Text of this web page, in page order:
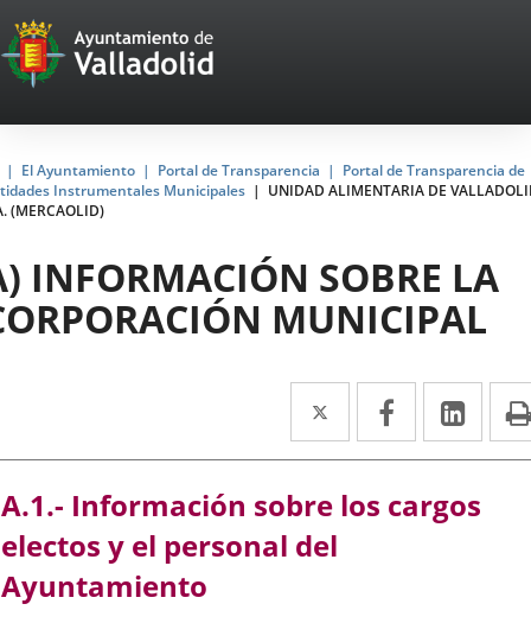
Portal
Web
del
Ayuntamiento
de
Valladolid
El Ayuntamiento Portal de Transparencia
Portal de Transparencia de
Instrumentales Municipales
UNIDAD ALIMENTARIA DE
(MERCAOLID)
INFORMACIÓN SOBRE LA
MUNICIPAL
Twitter
Enlace
a
aplicación
externa.
Facebook
Enlace
a
aplicación
a
A.1.- Información sobre los cargos
electos y el personal del
Ayuntamiento